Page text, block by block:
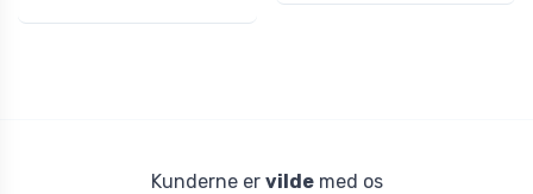
Kunderne er vildemed os